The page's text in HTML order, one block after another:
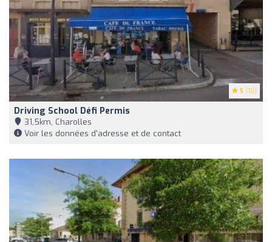
5 (10)
Driving School Défi Permis
31,5km, Charolles
Voir les données d'adresse et de contact